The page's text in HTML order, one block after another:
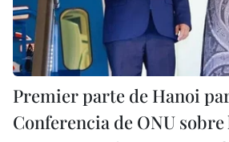
Premier parte de Hanoi
Conferencia de ONU sobre